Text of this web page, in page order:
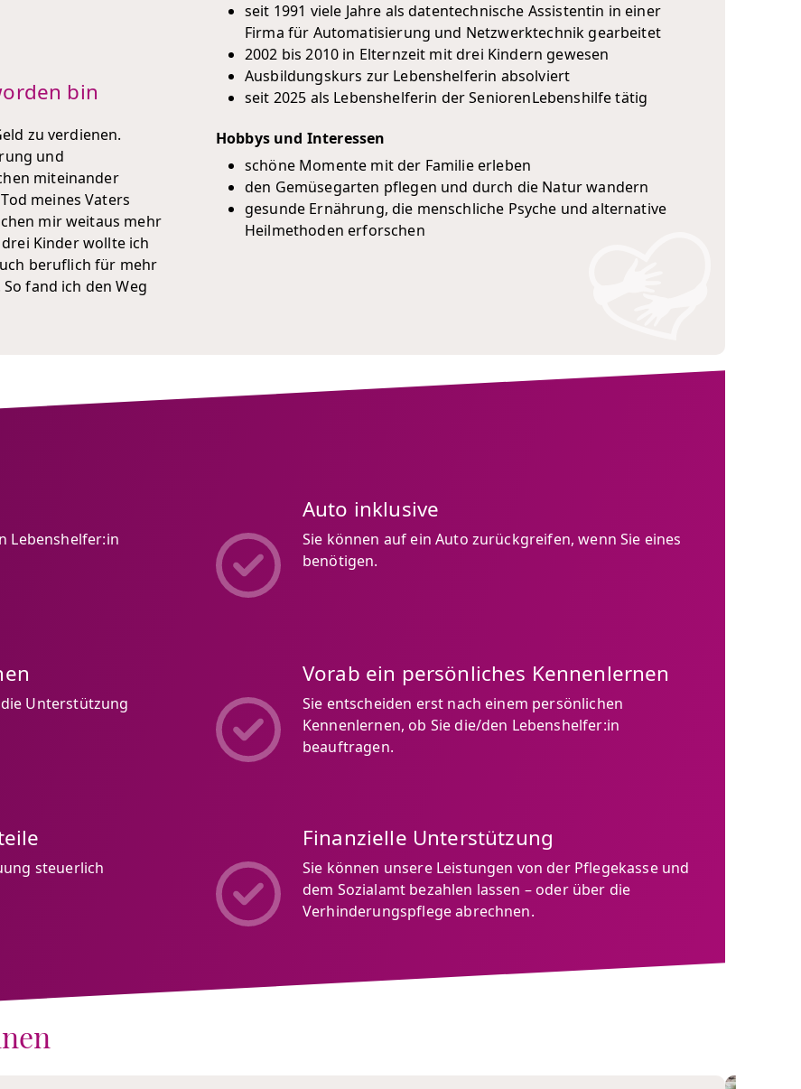
bin
zu verdienen.
und
miteinander
meines Vaters
mir weitaus mehr
Kinder wollte ich
beruflich für mehr
fand ich den Weg
seit 1991 viele Jahre als datentechnische Assistentin in einer
Firma für Automatisierung und Netzwerktechnik gearbeitet
2002 bis 2010 in Elternzeit mit drei Kindern gewesen
Ausbildungskurs zur Lebenshelferin absolviert
seit 2025 als Lebenshelferin der SeniorenLebenshilfe tätig
Hobbys und Interessen
schöne Momente mit der Familie erleben
den Gemüsegarten pflegen und durch die Natur wandern
gesunde Ernährung, die menschliche Psyche und alternative
Heilmethoden erforschen
Lebenshelfer:in
Auto inklusive
Sie können auf ein Auto zurückgreifen, wenn Sie eines
benötigen.
Unterstützung
Vorab ein persönliches Kennenlernen
Sie entscheiden erst nach einem persönlichen
Kennenlernen, ob Sie die/den Lebenshelfer:in
beauftragen.
steuerlich
Finanzielle Unterstützung
Sie können unsere Leistungen von der Pflegekasse und
dem Sozialamt bezahlen lassen – oder über die
Verhinderungspflege abrechnen.